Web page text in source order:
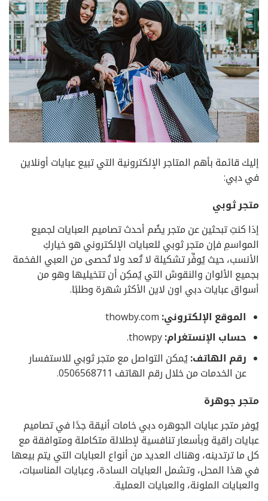
إليك قائمة بأهم المتاجر الإلكترونية التي تبيع عبايات أونلاين
في دبي:
متجر ثوبي
إذا كنتِ تبحثين عن متجر يضُم أحدث تصاميم العبايات لجميع
المواسمِ فإن متجر ثوبي للعبايات الإلكتروني هو خياركِ
الأنسب، حيث يُوفِّر تشكيلة لا تُعد ولا تُحصى من العبي الفخمة
بجميع الألوان والنقوش التي يُمكِن أن تتخيليها وهو من
أسواق عبايات دبي اون لاين الأكثر شهرة وطلبًا.
الموقع الإلكتروني:thowby.com
حساب الإنستغرام:thowpy.
رقم الهاتف:يُمكن التواصل مع متجر ثوبي للاستفسار
عن الخدمات من خلال رقم الهاتف 0506568711.
متجر جوهرة
يُوفر متجر عبايات الجوهره دبي خامات أنيقة جدًا في تصاميم
عبايات راقية وبأسعار تنافسية لإطلالة متكاملة ومتوافقة مع
كل ما ترتدينه، وهناك العديد من أنواع العبايات التي يتم بيعها
في هذا المحل، وتشمل العبايات السادة، وعبايات المناسبات،
والعبايات الملونة، والعبايات العملية.